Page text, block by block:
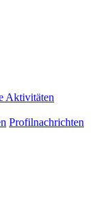
Aktivitäten
Profilnachrichten